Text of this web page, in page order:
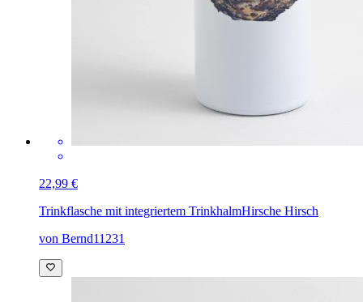
22,99 €
Trinkflasche mit integriertem TrinkhalmHirsche Hirsch
von Bernd11231